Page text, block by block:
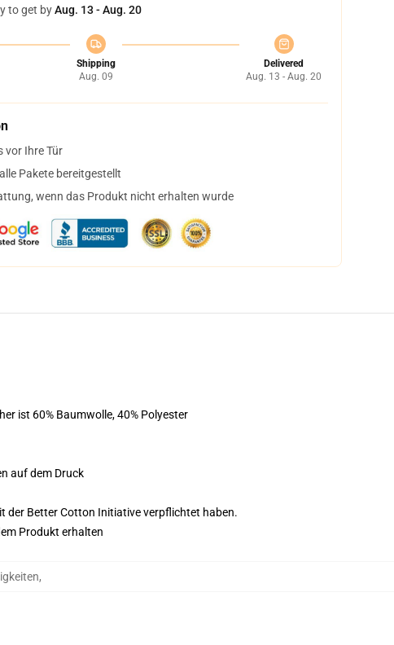
to get byAug. 13 - Aug. 20
Shipping
Aug. 09
Delivered
Aug. 13 - Aug. 20
vor Ihre Tür
Pakete bereitgestellt
wenn das Produkt nicht erhalten wurde
ist 60% Baumwolle, 40% Polyester
auf dem Druck
der Better Cotton Initiative verpflichtet haben.
Produkt erhalten
,